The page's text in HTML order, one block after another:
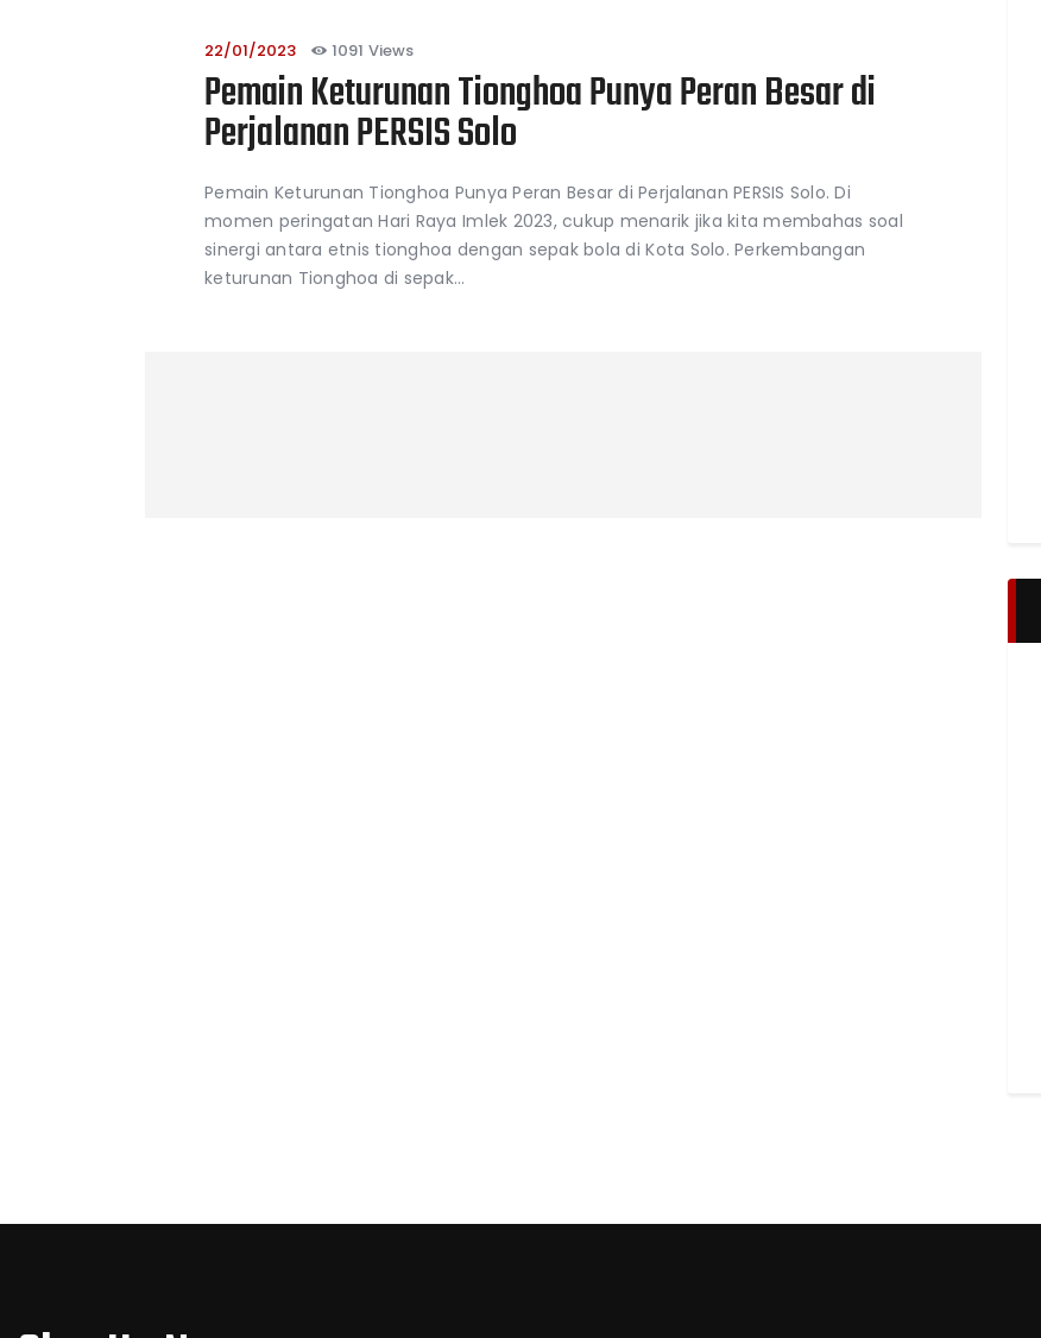
22/01/2023 1091 Views
Pemain Keturunan Tionghoa Punya Peran Besar di
Perjalanan PERSIS Solo
Pemain Keturunan Tionghoa Punya Peran Besar di Perjalanan PERSIS Solo. Di
momen peringatan Hari Raya Imlek 2023, cukup menarik jika kita membahas soal
sinergi antara etnis tionghoa dengan sepak bola di Kota Solo. Perkembangan
keturunan Tionghoa di sepak…